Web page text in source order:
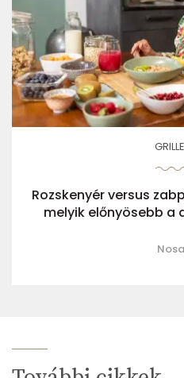
Rozskenyér versus
melyik előnyösebb a